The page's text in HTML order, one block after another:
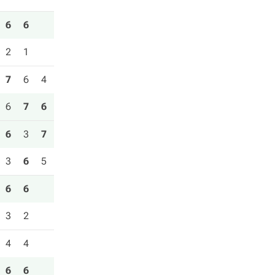
6 6
2 1
7 6 4
6 7 6
6 3 7
3 6 5
6 6
3 2
4 4
6 6